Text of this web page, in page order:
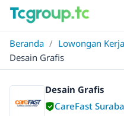
Beranda / Lowongan Kerja
Desain Grafis
Desain Grafis
CareFast